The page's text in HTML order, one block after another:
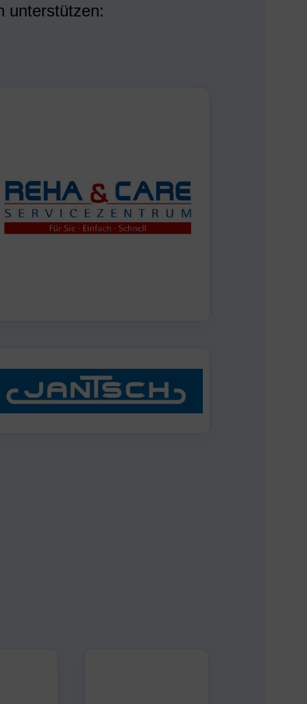
unterstützen: